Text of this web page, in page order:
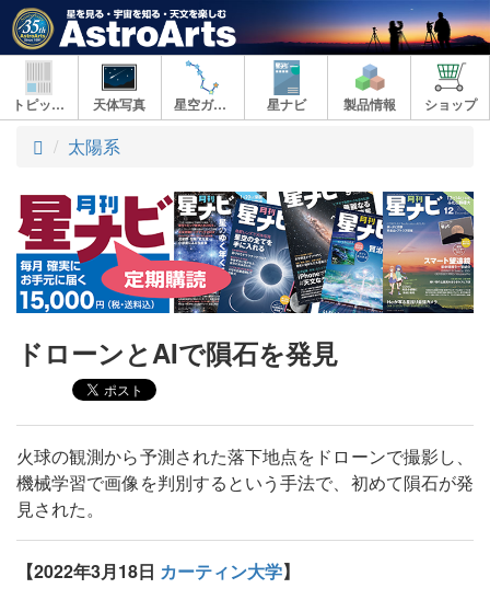
トピックス 天体写真 星空ガイド 星ナビ 製品情報 ショップ
ト
プ
太陽系
ドローンとAIで隕石を発見
火球の観測から予測された落下地点をドローンで撮影し、
機械学習で画像を判別するという手法で、初めて隕石が発
見された。
【2022年3月18日 カーティン大学】